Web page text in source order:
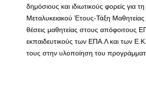
δημόσιους και ιδιωτικούς φορείς για
Μεταλυκειακού Έτους-Τάξη
θέσεις μαθητείας στους απόφοιτους
εκπαιδευτικούς των ΕΠΑ.Λ και των
τους στην υλοποίηση του